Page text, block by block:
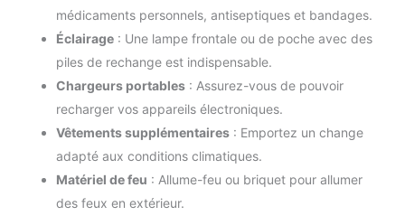
médicaments personnels, antiseptiques et bandages.
Éclairage : Une lampe frontale ou de poche avec des
piles de rechange est indispensable.
Chargeurs portables : Assurez-vous de pouvoir
recharger vos appareils électroniques.
Vêtements supplémentaires : Emportez un change
adapté aux conditions climatiques.
Matériel de feu : Allume-feu ou briquet pour allumer
des feux en extérieur.